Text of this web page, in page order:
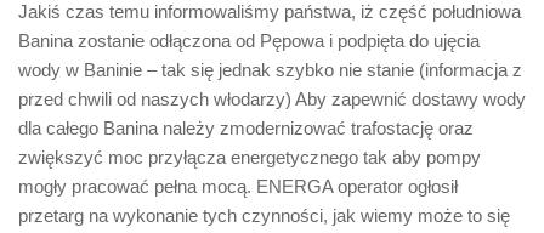
Jakiś czas temu informowaliśmy państwa, iż część południowa
Banina zostanie odłączona od Pępowa i podpięta do ujęcia
wody w Baninie – tak się jednak szybko nie stanie (informacja z
przed chwili od naszych włodarzy) Aby zapewnić dostawy wody
dla całego Banina należy zmodernizować trafostację oraz
zwiększyć moc przyłącza energetycznego tak aby pompy
mogły pracować pełna mocą. ENERGA operator ogłosił
przetarg na wykonanie tych czynności, jak wiemy może to się